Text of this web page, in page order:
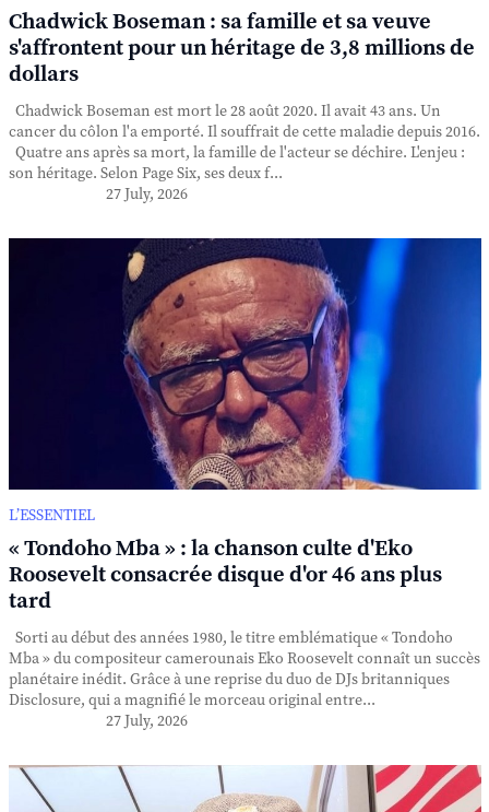
Chadwick Boseman : sa famille et sa veuve
s'affrontent pour un héritage de 3,8 millions de
dollars
Chadwick Boseman est mort le 28 août 2020. Il avait 43 ans. Un
cancer du côlon l'a emporté. Il souffrait de cette maladie depuis 2016.
Quatre ans après sa mort, la famille de l'acteur se déchire. L'enjeu :
son héritage. Selon Page Six, ses deux f...
27 July, 2026
L’ESSENTIEL
« Tondoho Mba » : la chanson culte d'Eko
Roosevelt consacrée disque d'or 46 ans plus
tard
Sorti au début des années 1980, le titre emblématique « Tondoho
Mba » du compositeur camerounais Eko Roosevelt connaît un succès
planétaire inédit. Grâce à une reprise du duo de DJs britanniques
Disclosure, qui a magnifié le morceau original entre...
27 July, 2026